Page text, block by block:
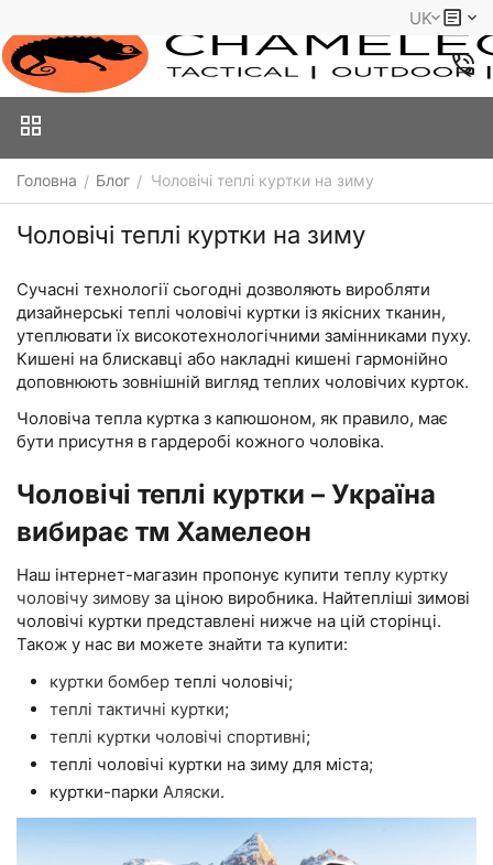
UK
Головна / Блог / Чоловічі теплі куртки на зиму
Чоловічі теплі куртки на зиму
Сучасні технології сьогодні дозволяють виробляти
дизайнерські теплі чоловічі куртки із якісних тканин,
утеплювати їх високотехнологічними замінниками пуху.
Кишені на блискавці або накладні кишені гармонійно
доповнюють зовнішній вигляд теплих чоловічих курток.
Чоловіча тепла куртка з капюшоном, як правило, має
бути присутня в гардеробі кожного чоловіка.
Чоловічі теплі куртки – Україна
вибирає тм Хамелеон
Наш інтернет-магазин пропонує купити теплу куртку
чоловічу зимову за ціною виробника. Найтепліші зимові
чоловічі куртки представлені нижче на цій сторінці.
Також у нас ви можете знайти та купити:
куртки бомбер теплі чоловічі;
теплі тактичні куртки;
теплі куртки чоловічі спортивні;
теплі чоловічі куртки на зиму для міста;
куртки-парки Аляски.